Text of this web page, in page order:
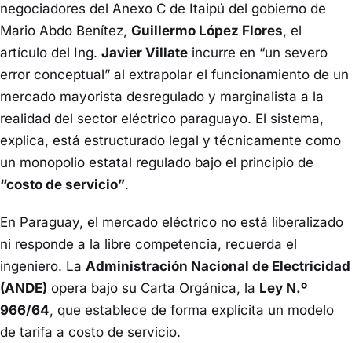
negociadores del Anexo C de Itaipú del gobierno de
Mario Abdo Benítez, Guillermo López Flores, el
artículo del Ing. Javier Villate incurre en “un severo
error conceptual” al extrapolar el funcionamiento de un
mercado mayorista desregulado y marginalista a la
realidad del sector eléctrico paraguayo. El sistema,
explica, está estructurado legal y técnicamente como
un monopolio estatal regulado bajo el principio de
“costo de servicio”.
En Paraguay, el mercado eléctrico no está liberalizado
ni responde a la libre competencia, recuerda el
ingeniero. La Administración Nacional de Electricidad
(ANDE) opera bajo su Carta Orgánica, la Ley N.º
966/64, que establece de forma explícita un modelo
de tarifa a costo de servicio.